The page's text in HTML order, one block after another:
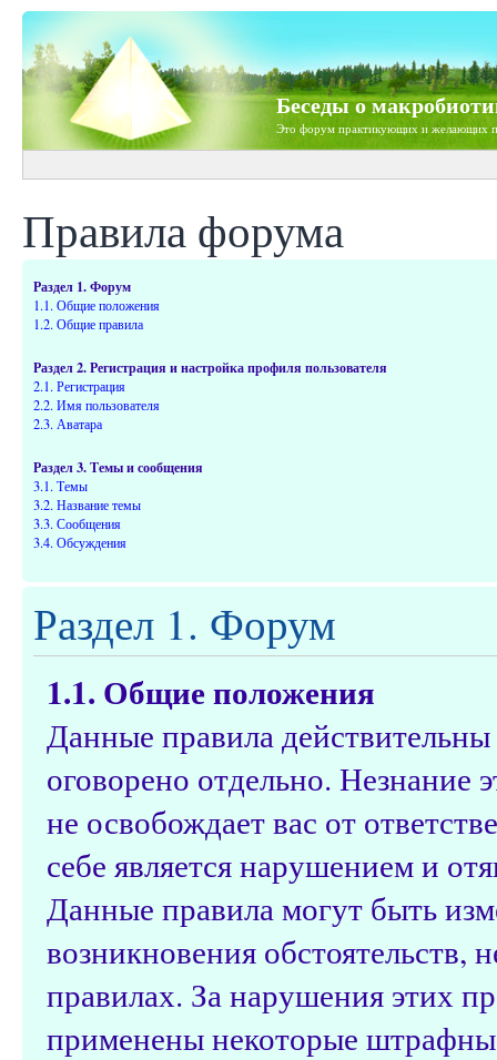
Беседы о
Это форум практикующих и желающих
Правила форума
Раздел 1. Форум
1.1. Общие положения
1.2. Общие правила
Раздел 2. Регистрация и настройка профиля пользователя
2.1. Регистрация
2.2. Имя пользователя
2.3. Аватара
Раздел 3. Темы и сообщения
3.1. Темы
3.2. Название темы
3.3. Сообщения
3.4. Обсуждения
Раздел 1. Форум
1.1. Общие положения
Данные правила
оговорено отдельно. Незнание
не освобождает вас от
себе является нарушением и
Данные правила могут быть
возникновения
правилах. За нарушения этих
применены некоторые